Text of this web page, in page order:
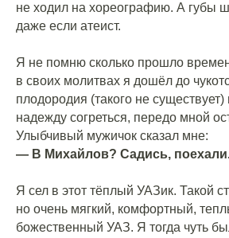
не ходил на хореографию. А губы
даже если атеист.
Я не помню сколько прошло
в своих молитвах я дошёл до
плодородия (такого не существует)
надежду согреться, передо мной
Улыбчивый мужичок сказал мне:
— В Михайлов? Садись,
Я сел в этот тёплый УАЗик. Такой
но очень мягкий, комфортный,
божественный УАЗ. Я тогда чуть